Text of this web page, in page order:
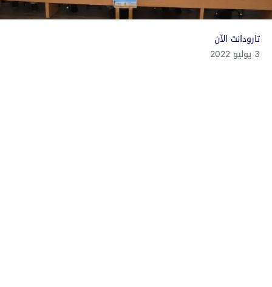
تارودانت الآن
3 يوليو 2022